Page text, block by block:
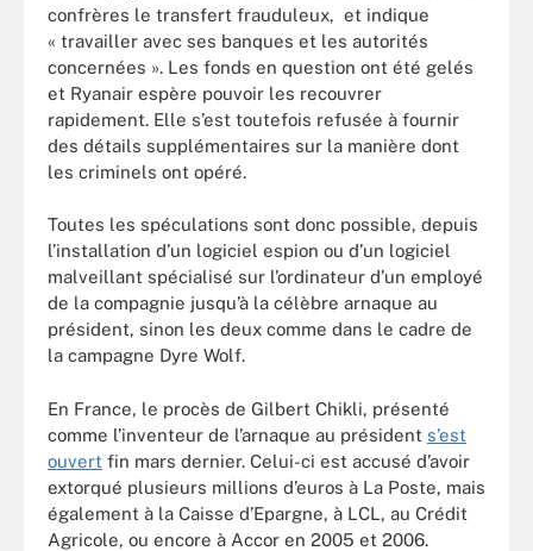
confrères le transfert frauduleux, et indique
« travailler avec ses banques et les autorités
concernées ». Les fonds en question ont été gelés
et Ryanair espère pouvoir les recouvrer
rapidement. Elle s’est toutefois refusée à fournir
des détails supplémentaires sur la manière dont
les criminels ont opéré.
Toutes les spéculations sont donc possible, depuis
l’installation d’un logiciel espion ou d’un logiciel
malveillant spécialisé sur l’ordinateur d’un employé
de la compagnie jusqu’à la célèbre arnaque au
président, sinon les deux comme dans le cadre de
la campagne Dyre Wolf.
En France, le procès de Gilbert Chikli, présenté
comme l’inventeur de l’arnaque au président s’est
ouvert fin mars dernier. Celui-ci est accusé d’avoir
extorqué plusieurs millions d’euros à La Poste, mais
également à la Caisse d’Epargne, à LCL, au Crédit
Agricole, ou encore à Accor en 2005 et 2006.